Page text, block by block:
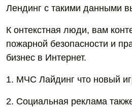
Лендинг с такими данными
К онтекстная люди, вам
пожарной безопасности и
бизнес в Интернет.
1. МЧС Лайдинг что новый
2. Социальная реклама